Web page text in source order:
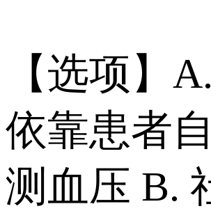
【选项】
依靠患者
测血压 B.